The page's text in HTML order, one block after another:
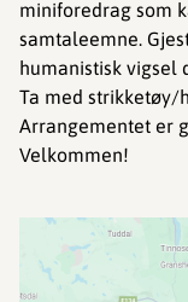
miniforedrag som
samtaleemne.
humanistisk vigsel
Ta med strikketøy/
Arrangementet er
Velkommen!